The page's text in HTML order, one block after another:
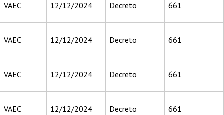
VAEC 12/12/2024 Decreto 661
VAEC 12/12/2024 Decreto 661
VAEC 12/12/2024 Decreto 661
VAEC 12/12/2024 Decreto 661